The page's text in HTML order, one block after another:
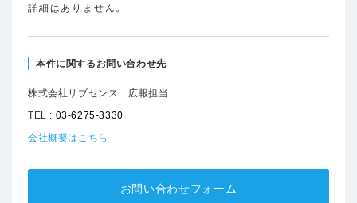
詳細はありません。
本件に関するお問い合わせ先
株式会社リブセンス 広報担当
TEL : 03-6275-3330
会社概要はこちら
お問い合わせフォーム